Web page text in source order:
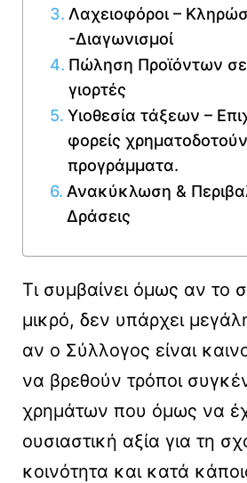
Λαχειοφόροι –
-Διαγωνισμοί
Πώληση Προϊόντων σε
γιορτές
Υιοθεσία τάξεων –
φορείς
προγράμματα.
Ανακύκλωση &
Δράσεις
Τι συμβαίνει όμως αν το
μικρό, δεν υπάρχει
αν ο Σύλλογος είναι
να βρεθούν τρόποι
χρημάτων που όμως να
ουσιαστική αξία για τη
κοινότητα και κατά